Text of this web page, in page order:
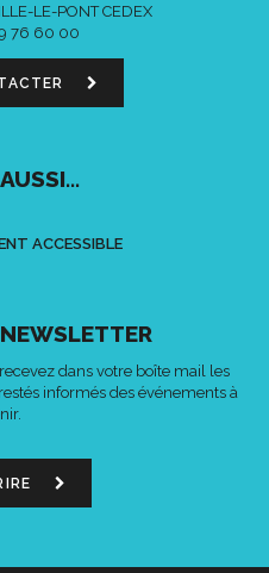
LE-PONT CEDEX
76 60 00
ACCESSIBLE
dans votre boîte mail les
informés des événements à